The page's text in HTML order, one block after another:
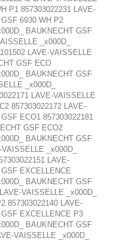
P1 857303022231 LAVE-
6930 WH P2
BAUKNECHT GSF
_x000D_
LAVE-VAISSELLE
GSF ECO
BAUKNECHT GSF
_x000D_
LAVE-VAISSELLE
857303022172 LAVE-
ECO1 857303022181
GSF ECO2
BAUKNECHT GSF
_x000D_
LAVE-
EXCELLENCE
BAUKNECHT GSF
VAISSELLE _x000D_
857303022140 LAVE-
EXCELLENCE P3
BAUKNECHT GSF
VAISSELLE _x000D_